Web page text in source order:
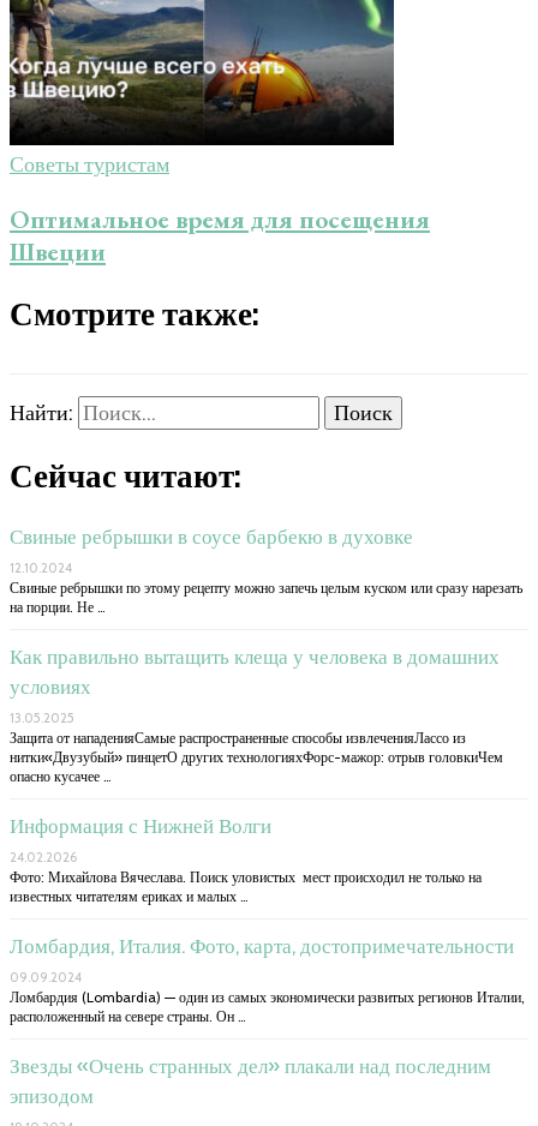
Советы туристам
Оптимальное время для посещения
Швеции
Смотрите также:
Найти:
Сейчас читают:
Свиные ребрышки в соусе барбекю в духовке
12.10.2024
Свиные ребрышки по этому рецепту можно запечь целым куском или сразу нарезать
на порции. Не …
Как правильно вытащить клеща у человека в домашних
условиях
13.05.2025
Защита от нападенияСамые распространенные способы извлеченияЛассо из
нитки«Двузубый» пинцетО других технологияхФорс-мажор: отрыв головкиЧем
опасно кусачее …
Информация с Нижней Волги
24.02.2026
Фото: Михайлова Вячеслава. Поиск уловистых мест происходил не только на
известных читателям ериках и малых …
Ломбардия, Италия. Фото, карта, достопримечательности
09.09.2024
Ломбардия (Lombardia) — один из самых экономически развитых регионов Италии,
расположенный на севере страны. Он …
Звезды «Очень странных дел» плакали над последним
эпизодом